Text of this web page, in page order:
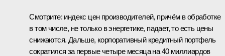
Смотрите: индекс цен производителей, причём в обработке
в том числе, не только в энергетике, падает, то есть цены
снижаются. Дальше, корпоративный кредитный портфель
сократился за первые четыре месяца на 40 миллиардов